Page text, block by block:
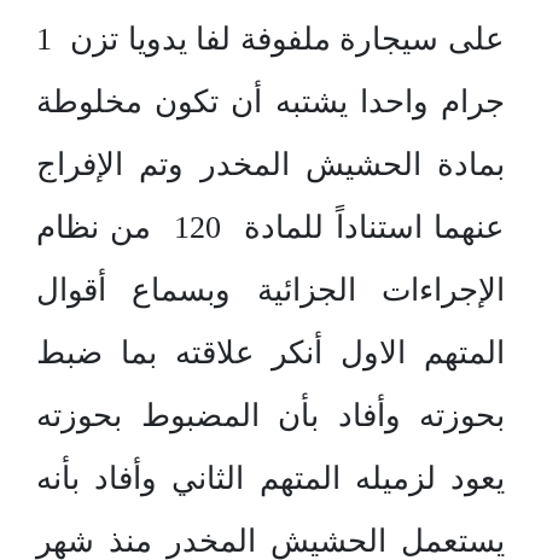
على سيجارة ملفوفة لفا يدويا تزن 1
جرام واحدا يشتبه أن تكون مخلوطة
بمادة الحشيش المخدر وتم الإفراج
عنهما استناداً للمادة 120 من نظام
الإجراءات الجزائية وبسماع أقوال
المتهم الاول أنكر علاقته بما ضبط
بحوزته وأفاد بأن المضبوط بحوزته
يعود لزميله المتهم الثاني وأفاد بأنه
يستعمل الحشيش المخدر منذ شهر